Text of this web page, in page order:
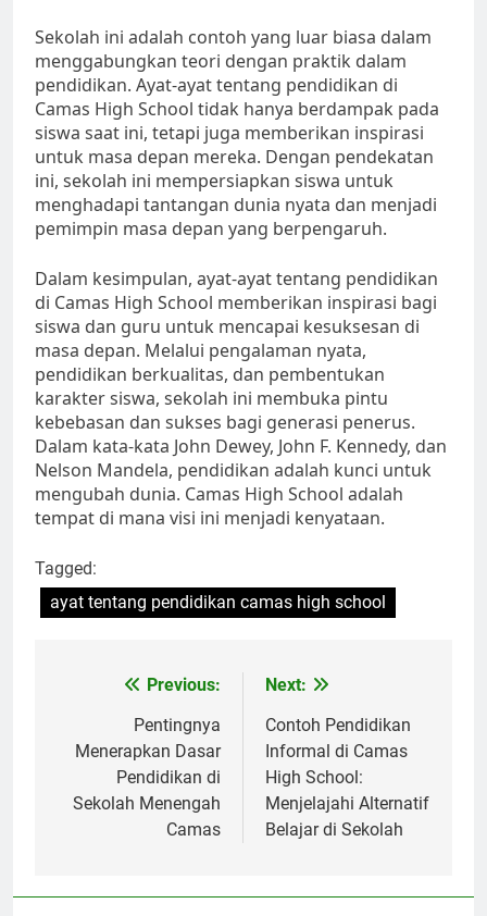
Sekolah ini adalah contoh yang luar biasa dalam
menggabungkan teori dengan praktik dalam
pendidikan. Ayat-ayat tentang pendidikan di
Camas High School tidak hanya berdampak pada
siswa saat ini, tetapi juga memberikan inspirasi
untuk masa depan mereka. Dengan pendekatan
ini, sekolah ini mempersiapkan siswa untuk
menghadapi tantangan dunia nyata dan menjadi
pemimpin masa depan yang berpengaruh.
Dalam kesimpulan, ayat-ayat tentang pendidikan
di Camas High School memberikan inspirasi bagi
siswa dan guru untuk mencapai kesuksesan di
masa depan. Melalui pengalaman nyata,
pendidikan berkualitas, dan pembentukan
karakter siswa, sekolah ini membuka pintu
kebebasan dan sukses bagi generasi penerus.
Dalam kata-kata John Dewey, John F. Kennedy, dan
Nelson Mandela, pendidikan adalah kunci untuk
mengubah dunia. Camas High School adalah
tempat di mana visi ini menjadi kenyataan.
Tagged:
ayat tentang pendidikan camas high school
NavigasiPrevious:
Pentingnya
Menerapkan Dasar
Pendidikan di
Sekolah Menengah
Camas
Next:
Contoh Pendidikan
Informal di Camas
High School:
Menjelajahi Alternatif
Belajar di Sekolah